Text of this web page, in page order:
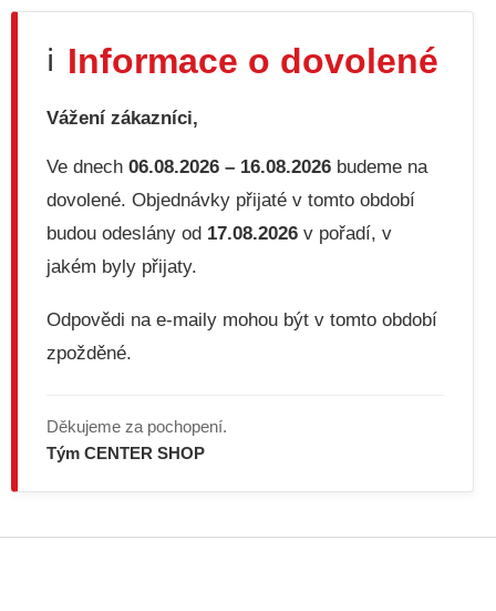
á
a
c
v
k
y
v
s
u
ℹ️ Informace o dovolené
Vážení zákazníci,
Ve dnech 06.08.2026 – 16.08.2026 budeme na
dovolené. Objednávky přijaté v tomto období
budou odeslány od 17.08.2026 v pořadí, v
jakém byly přijaty.
Odpovědi na e-maily mohou být v tomto období
zpožděné.
Děkujeme za pochopení.
Tým CENTER SHOP
Z